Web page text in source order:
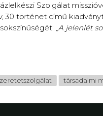
Szolgálat
30 történet című
„A jelenlét
társadalmi